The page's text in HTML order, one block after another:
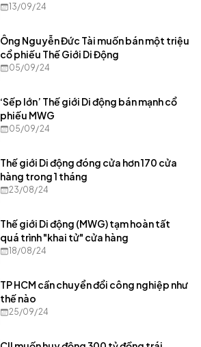
13/09/24
Ông Nguyễn Đức Tài muốn bán một triệu
cổ phiếu Thế Giới Di Động
05/09/24
‘Sếp lớn’ Thế giới Di động bán mạnh cổ
phiếu MWG
05/09/24
Thế giới Di động đóng cửa hơn 170 cửa
hàng trong 1 tháng
23/08/24
Thế giới Di động (MWG) tạm hoàn tất
quá trình "khai tử" cửa hàng
18/08/24
TP HCM cần chuyển đổi công nghiệp như
thế nào
25/09/24